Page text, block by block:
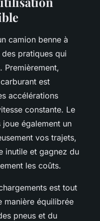
camion benne à
pratiques qui
Premièrement,
est
accélérations
constante. Le
également un
vos trajets,
inutile et gagnez du
les coûts.
est tout
manière équilibrée
pneus et du